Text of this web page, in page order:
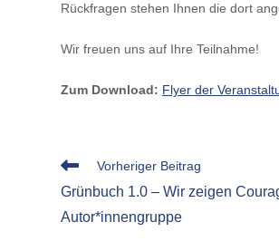
Rückfragen stehen Ihnen die dort
Wir freuen uns auf Ihre Teilnahme!
Zum Download: Flyer der
Weitere
ansehen
Vorheriger Beitrag
Grünbuch 1.0 – Wir zeigen
Autor*innengruppe